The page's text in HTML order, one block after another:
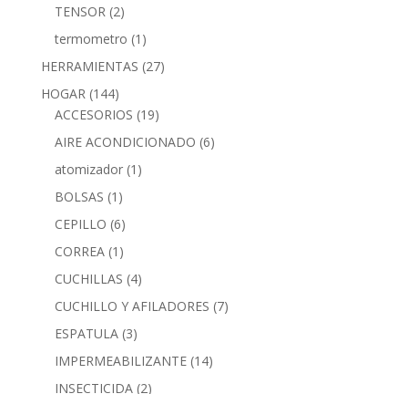
TENSOR (2)
termometro (1)
HERRAMIENTAS (27)
HOGAR (144)
ACCESORIOS (19)
AIRE ACONDICIONADO (6)
atomizador (1)
BOLSAS (1)
CEPILLO (6)
CORREA (1)
CUCHILLAS (4)
CUCHILLO Y AFILADORES (7)
ESPATULA (3)
IMPERMEABILIZANTE (14)
INSECTICIDA (2)